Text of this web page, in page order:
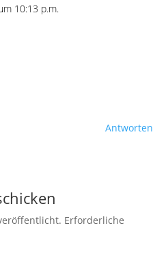
10:13 p.m.
Antworten
Erforderliche